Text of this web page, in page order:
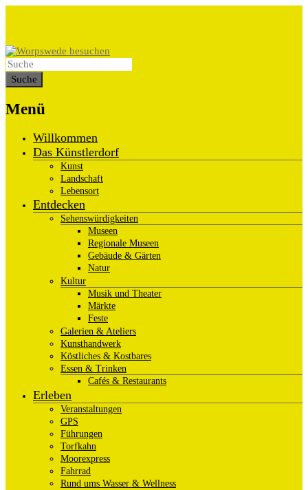
Menü
Willkommen
Das Künstlerdorf
Kunst
Landschaft
Lebensort
Entdecken
Sehenswürdigkeiten
Museen
Regionale Museen
Gebäude & Gärten
Natur
Kultur
Musik und Theater
Märkte
Feste
Galerien & Ateliers
Kunsthandwerk
Köstliches & Kostbares
Essen & Trinken
Cafés & Restaurants
Erleben
Veranstaltungen
GPS
Führungen
Torfkahn
Moorexpress
Fahrrad
Rund ums Wasser & Wellness